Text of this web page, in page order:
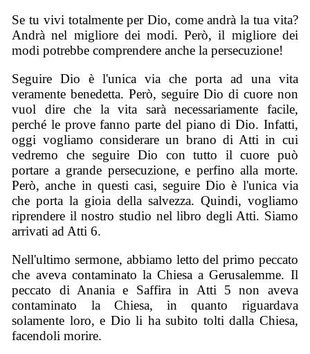
Se tu vivi totalmente per Dio, come andrà la tua vita?
Andrà nel migliore dei modi. Però, il migliore dei
modi potrebbe comprendere anche la persecuzione!
Seguire Dio è l'unica via che porta ad una vita
veramente benedetta. Però, seguire Dio di cuore non
vuol dire che la vita sarà necessariamente facile,
perché le prove fanno parte del piano di Dio. Infatti,
oggi vogliamo considerare un brano di Atti in cui
vedremo che seguire Dio con tutto il cuore può
portare a grande persecuzione, e perfino alla morte.
Però, anche in questi casi, seguire Dio è l'unica via
che porta la gioia della salvezza. Quindi, vogliamo
riprendere il nostro studio nel libro degli Atti. Siamo
arrivati ad Atti 6.
Nell'ultimo sermone, abbiamo letto del primo peccato
che aveva contaminato la Chiesa a Gerusalemme. Il
peccato di Anania e Saffira in Atti 5 non aveva
contaminato la Chiesa, in quanto riguardava
solamente loro, e Dio li ha subito tolti dalla Chiesa,
facendoli morire.